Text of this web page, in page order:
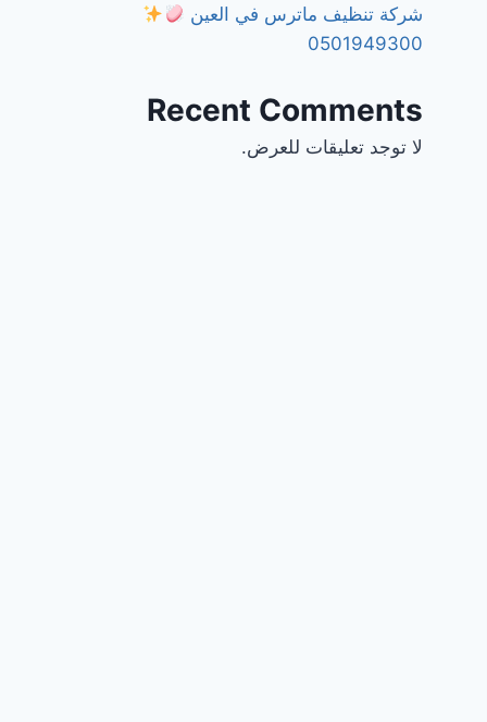
شركة تنظيف ماترس في العين
0501949300
Recent Comments
لا توجد تعليقات للعرض.